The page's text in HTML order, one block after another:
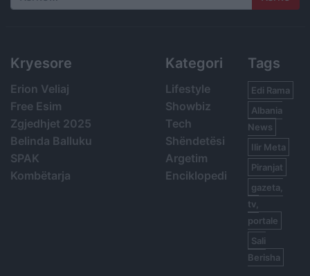
Search
Kryesore
Erion Veliaj
Free Esim
Zgjedhjet 2025
Belinda Balluku
SPAK
Kombëtarja
Kategori
Lifestyle
Showbiz
Tech
Shëndetësi
Argetim
Enciklopedi
Tags
Edi Rama
Albania
News
Ilir Meta
Piranjat
gazeta,
tv,
portale
Sali
Berisha